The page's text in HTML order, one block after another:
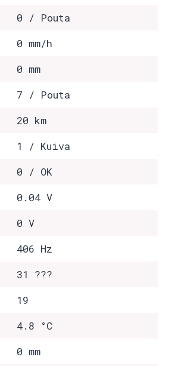
0 / Pouta
0 mm/h
0 mm
7 / Pouta
20 km
1 / Kuiva
0 / OK
0.04 V
0 V
406 Hz
31 ???
19
4.8 °C
0 mm